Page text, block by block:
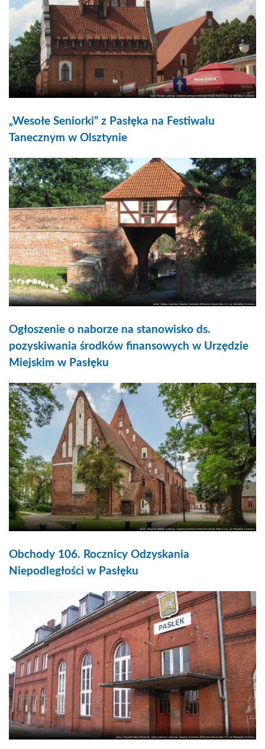
„Wesołe Seniorki” z Pasłęka na Festiwalu
Tanecznym w Olsztynie
Ogłoszenie o naborze na stanowisko ds.
pozyskiwania środków finansowych w Urzędzie
Miejskim w Pasłęku
Obchody 106. Rocznicy Odzyskania
Niepodległości w Pasłęku